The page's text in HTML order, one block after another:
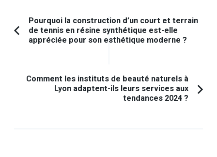
Navigation
d'article
Article
Pourquoi la construction d’un court et terrain
de tennis en résine synthétique est-elle
appréciée pour son esthétique moderne ?
Comment les instituts de beauté naturels à
Lyon adaptent-ils leurs services aux
tendances 2024 ?